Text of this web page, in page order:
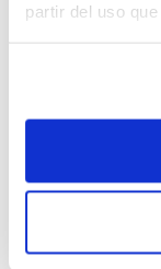
partir del uso
propias y
disciplinas
productos,